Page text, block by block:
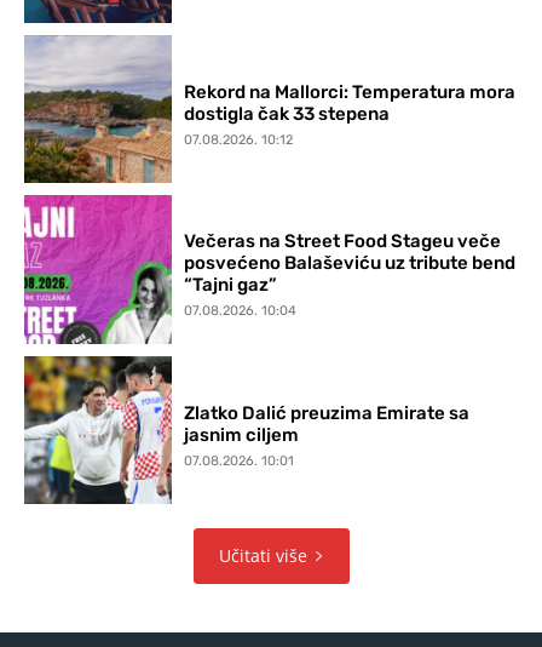
Rekord na Mallorci: Temperatura mora
dostigla čak 33 stepena
07.08.2026. 10:12
Večeras na Street Food Stageu veče
posvećeno Balaševiću uz tribute bend
“Tajni gaz”
07.08.2026. 10:04
Zlatko Dalić preuzima Emirate sa
jasnim ciljem
07.08.2026. 10:01
Učitati više